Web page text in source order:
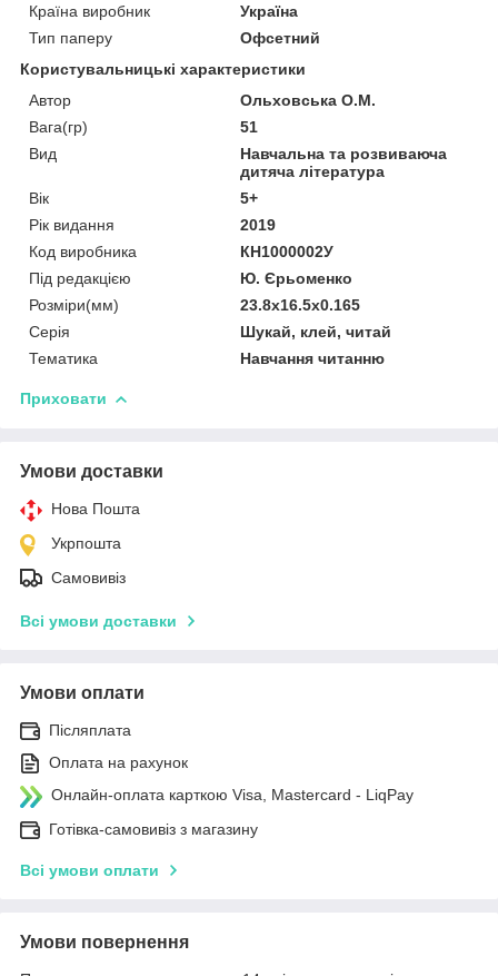
Країна виробник
Україна
Тип паперу
Офсетний
Користувальницькі характеристики
Автор
Ольховська О.М.
Вага(гр)
51
Вид
Навчальна та розвиваюча
дитяча література
Вік
5+
Рік видання
2019
Код виробника
КН1000002У
Під редакцією
Ю. Єрьоменко
Розміри(мм)
23.8х16.5х0.165
Серія
Шукай, клей, читай
Тематика
Навчання читанню
Приховати
Умови доставки
Нова Пошта
Укрпошта
Самовивіз
Всі умови доставки
Умови оплати
Післяплата
Оплата на рахунок
Онлайн-оплата карткою Visa, Mastercard - LiqPay
Готівка-самовивіз з магазину
Всі умови оплати
Умови повернення